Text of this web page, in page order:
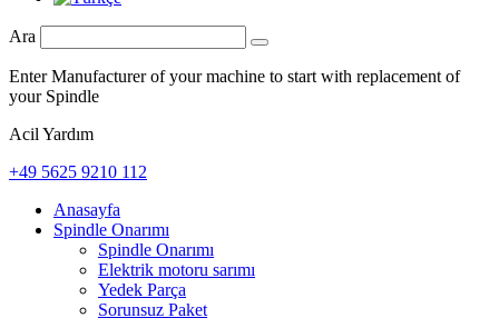
Ara
Enter Manufacturer of your machine to start with replacement of
your Spindle
Acil Yardım
+49 5625 9210 112
Anasayfa
Spindle Onarımı
Spindle Onarımı
Elektrik motoru sarımı
Yedek Parça
Sorunsuz Paket